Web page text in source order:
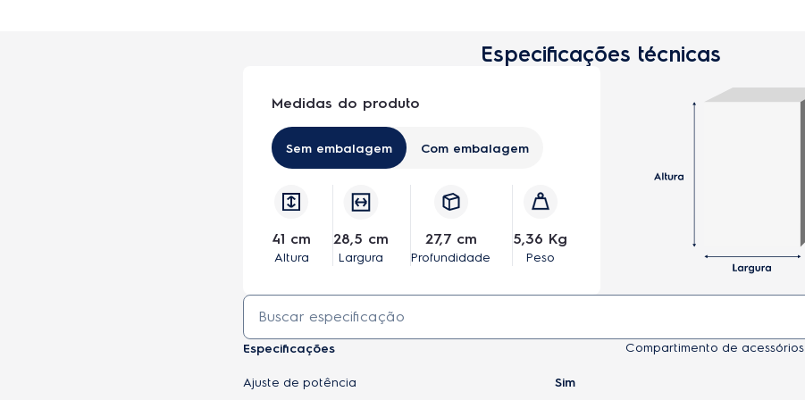
Especificações técnicas
Medidas do produto
Sem embalagem Com embalagem
41 cm
Altura
28,5 cm
Largura
27,7 cm
Profundidade
5,36 Kg
Peso
Especificações
Ajuste de potência Sim
Compartimento de acessórios